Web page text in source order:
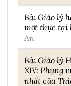
Bài Giáo lý
một thực tại
An
Bài Giáo lý
XIV: Phụng
nhất của